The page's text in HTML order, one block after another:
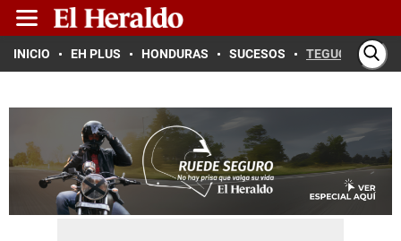
INICIO EH PLUS HONDURAS SUCESOS TEGUCIGALPA